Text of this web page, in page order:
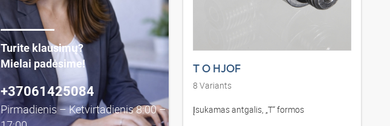
Turite klausimų?
Mielai padėsime!
+37061425084
Pirmadienis – Ketvirtadienis 8:00 –
T O HJOF
8 Variants
Įsukamas antgalis, „T“ formos